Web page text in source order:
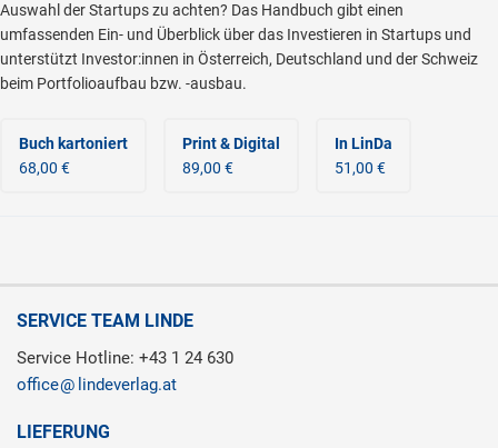
Auswahl der Startups zu achten? Das Handbuch gibt einen
umfassenden Ein- und Überblick über das Investieren in Startups und
unterstützt Investor:innen in Österreich, Deutschland und der Schweiz
beim Portfolioaufbau bzw. -ausbau.
Buch kartoniert
68,00 €
Print & Digital
89,00 €
In LinDa
51,00 €
SERVICE TEAM LINDE
Service Hotline: +43 1 24 630
office
lindeverlag.at
LIEFERUNG